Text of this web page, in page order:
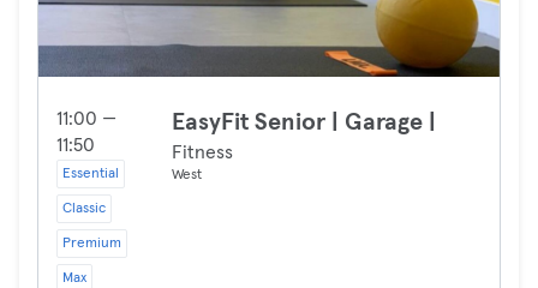
11:00 —
11:50
Essential
Classic
Premium
Max
EasyFit Senior | Garage |
Fitness
West